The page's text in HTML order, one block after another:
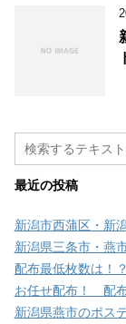
最近の投稿
新潟市西蒲区・新
新潟県三条市・燕
配布最低枚数は！？
お任せ配布！ 配布
新潟県燕市のポス